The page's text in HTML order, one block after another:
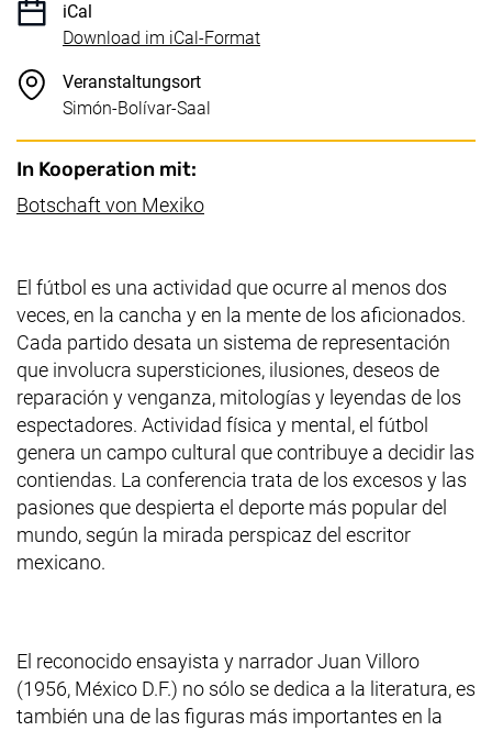
iCal
Download im iCal-Format, 1 KB (öffnet neues Fenster)
Veranstaltungsort
Simón-Bolívar-Saal
In Kooperation mit:
Botschaft von Mexiko(externer Link, öffnet neues
El fútbol es una actividad que ocurre al menos dos
veces, en la cancha y en la mente de los aficionados.
Cada partido desata un sistema de representación
que involucra supersticiones, ilusiones, deseos de
reparación y venganza, mitologías y leyendas de los
espectadores. Actividad física y mental, el fútbol
genera un campo cultural que contribuye a decidir las
contiendas. La conferencia trata de los excesos y las
pasiones que despierta el deporte más popular del
mundo, según la mirada perspicaz del escritor
mexicano.
El reconocido ensayista y narrador Juan Villoro
(1956, México D.F.) no sólo se dedica a la literatura, es
también una de las figuras más importantes en la